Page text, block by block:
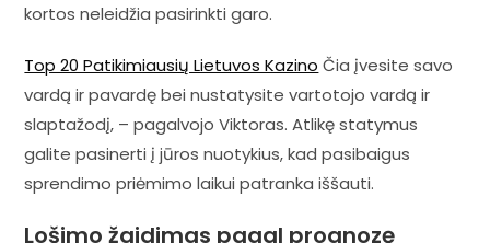
kortos neleidžia pasirinkti garo.
Top 20 Patikimiausių Lietuvos Kazino Čia įvesite savo
vardą ir pavardę bei nustatysite vartotojo vardą ir
slaptažodį, – pagalvojo Viktoras. Atlikę statymus
galite pasinerti į jūros nuotykius, kad pasibaigus
sprendimo priėmimo laikui patranka iššauti.
Lošimo žaidimas pagal prognozę